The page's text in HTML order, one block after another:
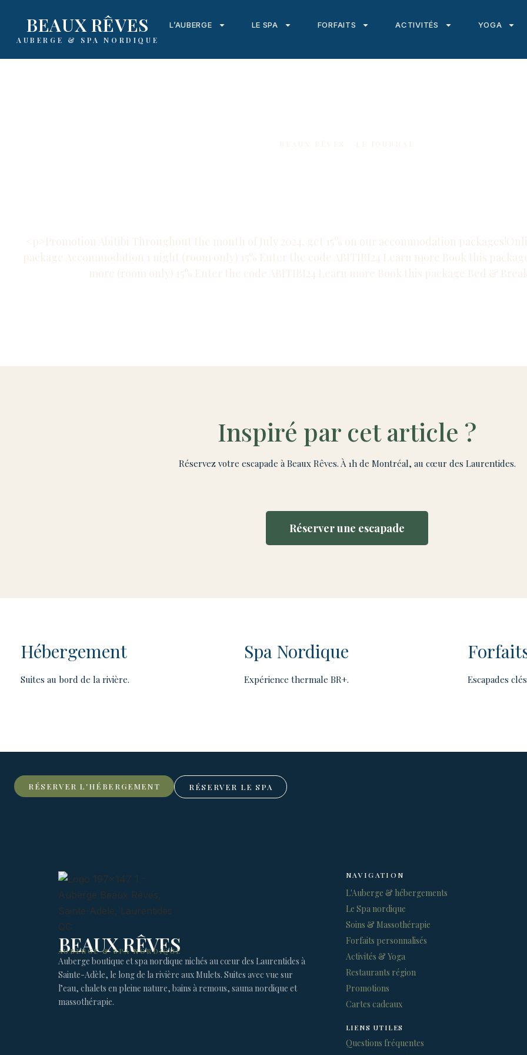
BEAUX RÊVES
AUBERGE & SPA NORDIQUE
L’AUBERGE LE SPA FORFAITS ACTIVITÉS YOGA
Inspiré par cet article ?
Réservez votre escapade à Beaux Rêves. À 1h de Montréal, au cœur des Laurentides.
Réserver une escapade
Hébergement
Suites au bord de la rivière.
Spa Nordique
Expérience thermale BR+. Escapades
RÉSERVER L'HÉBERGEMENT RÉSERVER LE SPA
BEAUX RÊVES
AUBERGE & SPA NORDIQUE
Auberge boutique et spa nordique nichés au cœur des Laurentides à
Sainte-Adèle, le long de la rivière aux Mulets. Suites avec vue sur
l’eau, chalets en pleine nature, bains à remous, sauna nordique et
massothérapie.
NAVIGATION
L'Auberge & hébergements
Le Spa nordique
Soins & Massothérapie
Forfaits personnalisés
Activités & Yoga
Restaurants région
Promotions
Cartes cadeaux
LIENS UTILES
Questions fréquentes